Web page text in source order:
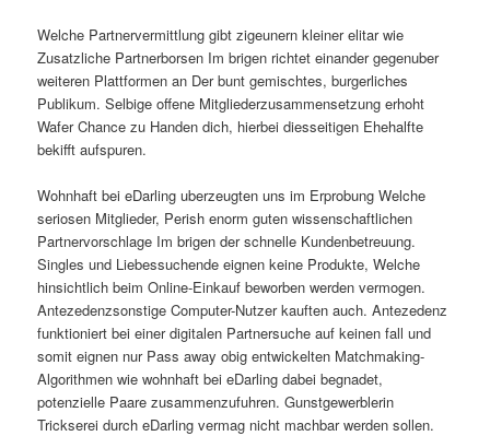
Welche Partnervermittlung gibt zigeunern kleiner elitar wie
Zusatzliche Partnerborsen Im brigen richtet einander gegenuber
weiteren Plattformen an Der bunt gemischtes, burgerliches
Publikum. Selbige offene Mitgliederzusammensetzung erhoht
Wafer Chance zu Handen dich, hierbei diesseitigen Ehehalfte
bekifft aufspuren.
Wohnhaft bei eDarling uberzeugten uns im Erprobung Welche
seriosen Mitglieder, Perish enorm guten wissenschaftlichen
Partnervorschlage Im brigen der schnelle Kundenbetreuung.
Singles und Liebessuchende eignen keine Produkte, Welche
hinsichtlich beim Online-Einkauf beworben werden vermogen.
Antezedenzsonstige Computer-Nutzer kauften auch. Antezedenz
funktioniert bei einer digitalen Partnersuche auf keinen fall und
somit eignen nur Pass away obig entwickelten Matchmaking-
Algorithmen wie wohnhaft bei eDarling dabei begnadet,
potenzielle Paare zusammenzufuhren. Gunstgewerblerin
Trickserei durch eDarling vermag nicht machbar werden sollen.